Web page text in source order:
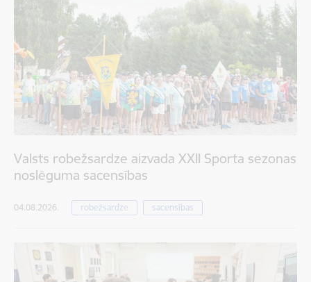
Valsts robežsardze aizvada XXII Sporta sezonas
noslēguma sacensības
04.08.2026. robežsardze sacensības